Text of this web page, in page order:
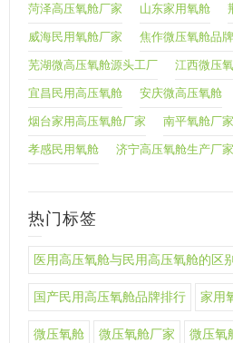
菏泽高压氧舱厂家 山东家用氧舱
威海民用氧舱厂家 焦作微压氧舱品牌
芜湖微高压氧舱源头工厂 江西微压
宜昌民用高压氧舱 安庆微高压氧舱
烟台家用高压氧舱厂家 南平氧舱厂家
孝感民用氧舱 济宁高压氧舱生产厂家
热门标签
医用高压氧舱与民用高压氧舱的区别
国产民用高压氧舱品牌排行 家用
微压氧舱 微压氧舱厂家 微压氧